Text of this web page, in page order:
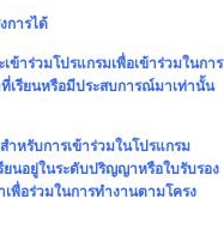
การได้
าร่วมโปรแกรมเพื่อเข้าร่วมในการ
เรียนหรือมีประสบการณ์มาเท่านั้น
ำหรับการเข้าร่วมในโปรแกรม
นอยู่ในระดับปริญญาหรือใบรับรอง
พื่อร่วมในการทำงานตามโครง